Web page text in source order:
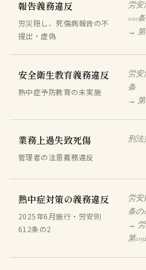
報告義務違反
労災隠し、死傷病報告の不
提出・虚偽
労安
100条
→ 第
安全衛生教育義務違反
熱中症予防教育の未実施
労安
条
→ 第
業務上過失致死傷
管理者の注意義務違反
刑法
熱中症対策の義務違反
2025年6月施行・労安則
612条の2
労安
条の2
→
第